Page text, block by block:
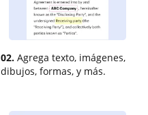
02. Agrega texto, imágenes,
dibujos, formas, y más.